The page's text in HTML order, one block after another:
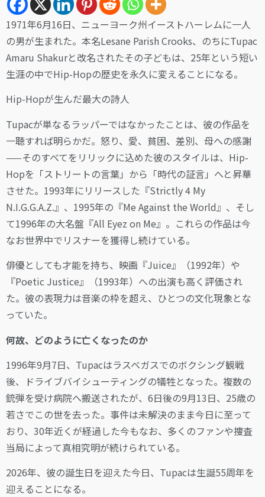
1971年6月16日、ニューヨーク州イーストハーレムに一人
の男が生まれた。本名Lesane Parish Crooks、のちにTupac
Amaru Shakurと改名されたその子どもは、25年という短い
生涯の中でHip-Hopの歴史を永久に変えることになる。
Hip-Hopが生んだ最大の詩人
Tupacが単なるラッパーではなかったことは、彼の作品を
一聴すれば明らかだ。怒り、愛、貧困、差別、母への感謝
——そのすべてをリリックに込めた彼のスタイルは、Hip-
Hopを「ストリートの言葉」から「時代の証言」へと昇華
させた。1993年にリリースした『Strictly 4 My
N.I.G.G.A.Z.』、1995年の『Me Against the World』、そし
て1996年の大名盤『All Eyez on Me』。これらの作品は今
なお世界中でリスナーを獲得し続けている。
俳優としても才能を持ち、映画『Juice』（1992年）や
『Poetic Justice』（1993年）への出演も高く評価され
た。彼の表現力は音楽の枠を超え、ひとつの文化現象とな
っていた。
何故、どのように亡くなったのか
1996年9月7日、Tupacはラスベガスでのボクシング観戦
後、ドライブバイシューティングの犠牲となった。複数の
銃弾を受け病院へ搬送されたが、6日後の9月13日、25歳の
若さでこの世を去った。事件は未解決のまま今日に至って
おり、30年近くが経過した今もなお、多くのファンや捜査
当局によって真相究明が続けられている。
2026年、彼の誕生日を迎えた今日、Tupacは生誕55周年を
迎えることになる。